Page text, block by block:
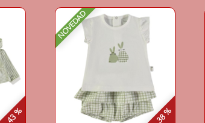
- 43 %
NOVEDAD
- 38 %